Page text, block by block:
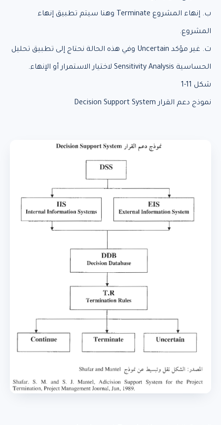
ب. إنهاء المشروع Terminate وهنا سيتم تطبيق إنهاء
المشروع.
ت. غير مؤكد Uncertain وفي هذه الحالة نحتاج إلى تطبيق تحليل
الحساسية Sensitivity Analysis لاختيار الاستمرار أو الإنهاء.
شكل 11-1
نموذج دعم القرار Decision Support System